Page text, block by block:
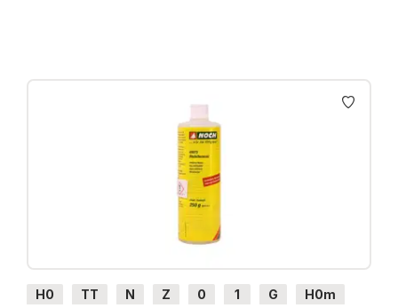
H0 TT N Z 0 1 G H0m